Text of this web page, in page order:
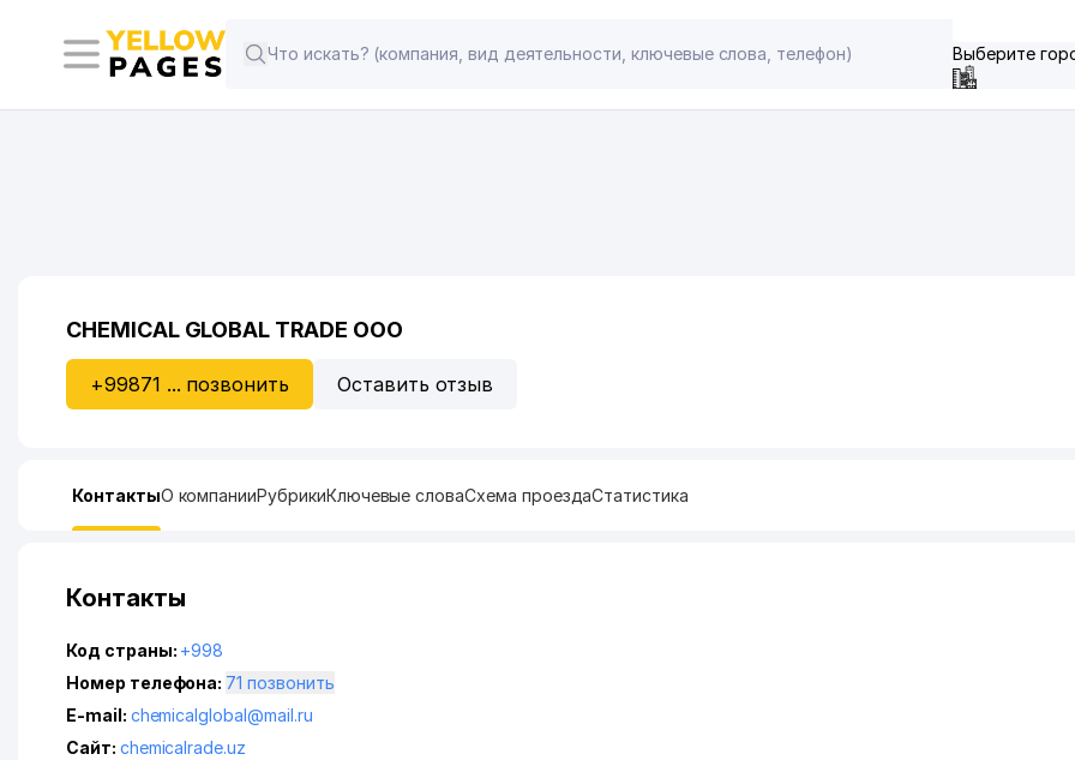
Выберите
CHEMICAL GLOBAL TRADE ООО
+99871 ... позвонить Оставить отзыв
КонтактыО компанииРубрикиКлючевые словаСхема проездаСтатистика
Контакты
Код страны: +998
Номер телефона:
71 позвонить
E-mail: chemicalglobal@mail.ru
Сайт: chemicalrade.uz